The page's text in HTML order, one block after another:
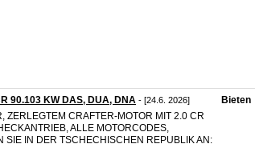
90.103 KW DAS, DUA, DNA - [24.6. 2026]
ZERLEGTEM CRAFTER-MOTOR MIT 2.0 CR
ALLE MOTORCODES,
SIE IN DER TSCHECHISCHEN REPUBLIK AN:
Bieten